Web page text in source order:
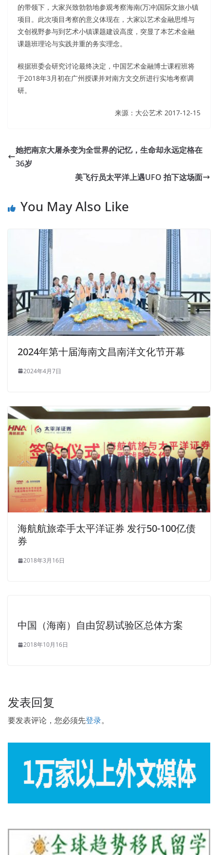
的带领下，大家兴致勃勃地参观考察海南(万冲)国际文旅小镇
项目。此次项目考察的意义体现在，大家以艺术金融思维与
文创视野参与到艺术小镇课题建设高度，突显了本艺术金融
课题班理论与实践并重的务实理念。
根据班委会研究讨论最终决定，中国艺术金融博士课程班将
于2018年3月初在广州授课并对南方文交所进行实地考察调
研。
来源：大公艺术 2017-12-15
她把南京大屠杀变为全世界的记忆，生命却永远定格在
36岁
美飞行员太平洋上遇UFO 拍下这场面
You May Also Like
2024年第十届海南文昌南洋文化节开幕
2024年4月7日
海航航旅牵手太平洋证券 发行50-100亿债
券
2018年3月16日
中国（海南）自由贸易试验区总体方案
2018年10月16日
发表回复
要发表评论，您必须先登录。